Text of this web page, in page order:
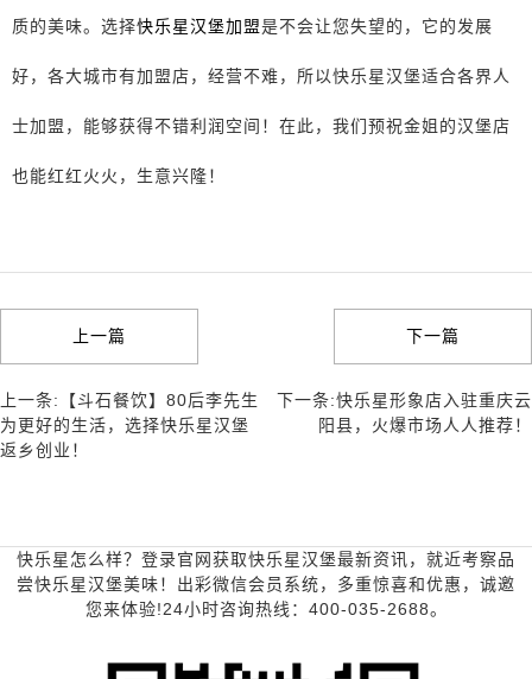
质的美味。选择快乐星汉堡加盟是不会让您失望的，它的发展
好，各大城市有加盟店，经营不难，所以快乐星汉堡适合各界人
士加盟，能够获得不错利润空间！在此，我们预祝金姐的汉堡店
也能红红火火，生意兴隆！
上一篇
上一条:【斗石餐饮】80后李先生
为更好的生活，选择快乐星汉堡
返乡创业！
下一篇
下一条:快乐星形象店入驻重庆云
阳县，火爆市场人人推荐！
快乐星怎么样？登录官网获取快乐星汉堡最新资讯，就近考察品
尝快乐星汉堡美味！出彩微信会员系统，多重惊喜和优惠，诚邀
您来体验!24小时咨询热线：400-035-2688。